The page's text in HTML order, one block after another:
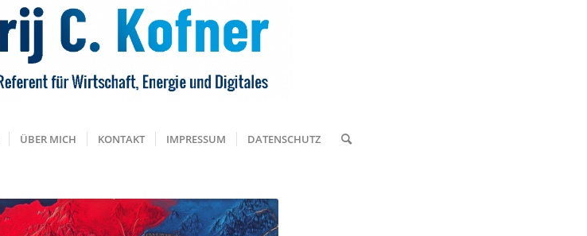
ÜBER MICH KONTAKT IMPRESSUM DATENSCHUTZ